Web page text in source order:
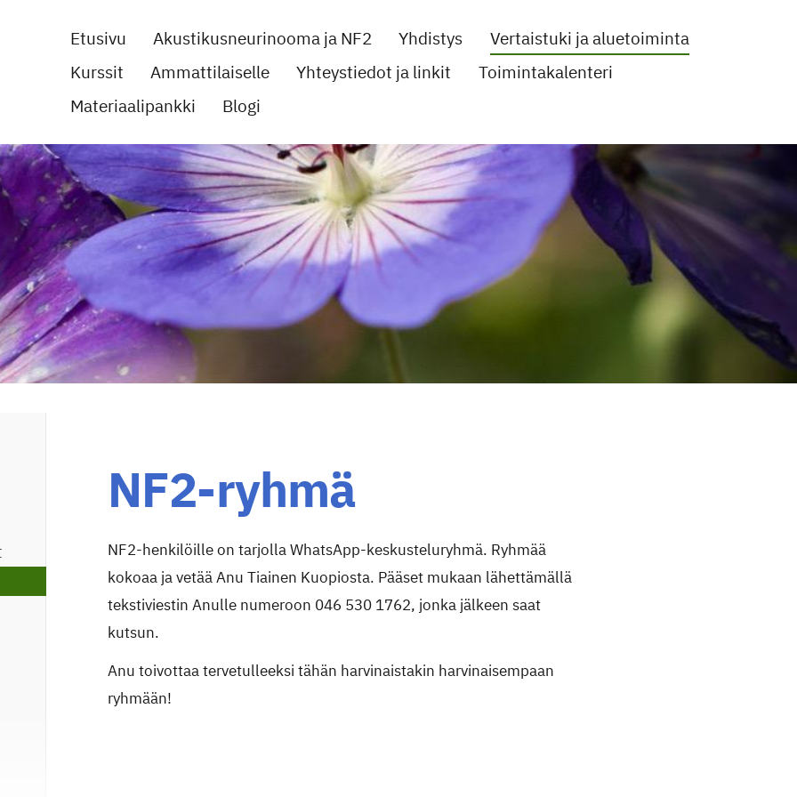
ry
Etusivu Akustikusneurinooma ja NF2 Yhdistys
Vertaistuki ja aluetoiminta
Kurssit
Ammattilaiselle Yhteystiedot ja linkit
Toimintakalenteri
Materiaalipankki
Blogi
NF2-ryhmä
NF2-henkilöille on tarjolla WhatsApp-keskusteluryhmä. Ryhmää
kokoaa ja vetää Anu Tiainen Kuopiosta. Pääset mukaan lähettämällä
tekstiviestin Anulle numeroon 046 530 1762, jonka jälkeen saat
kutsun.
Anu toivottaa tervetulleeksi tähän harvinaistakin harvinaisempaan
ryhmään!